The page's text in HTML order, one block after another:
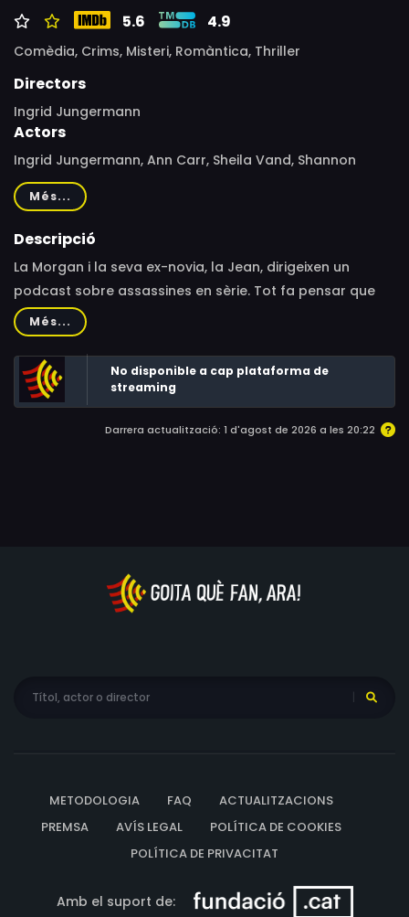
5.6 4.9
Comèdia, Crims, Misteri, Romàntica, Thriller
Directors
Ingrid Jungermann
Actors
Ingrid Jungermann, Ann Carr, Sheila Vand, Shannon
O'Neill, Annette O'Toole, Grace Rex, Deborah Rush, Tami
Sagher, Terence Nance, Jacqueline Antaramian, Rodrigo
Lopresti, Francis Benhamou, Ngozi Jane Anyanwu, Kim
Orlova, Jeremy Paschall, Lizzie Hollins, Bobbi Jene Smith,
Ryan VanCompernolle
Més...
Descripció
La Morgan i la seva ex-novia, la Jean, dirigeixen un
podcast sobre assassines en sèrie. Tot fa pensar que
encara senten coses l’una per l’altra, fins que apareix
Simone, una nova i misteriosa col·laboradora de la
cooperativa de consum.
Més...
No disponible a cap plataforma de
streaming
Darrera actualització: 1 d'agost de 2026 a les 20:22
METODOLOGIA FAQ
ACTUALITZACIONS
PREMSA
AVÍS LEGAL
POLÍTICA DE COOKIES
POLÍTICA DE PRIVACITAT
Amb el suport de: